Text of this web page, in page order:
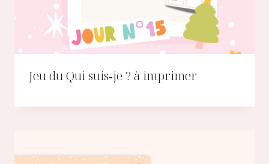
Jeu du Qui suis‑je ? à imprimer